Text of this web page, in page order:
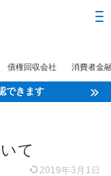
債権回収会社 消費者金
できます
て
2019年3月1日